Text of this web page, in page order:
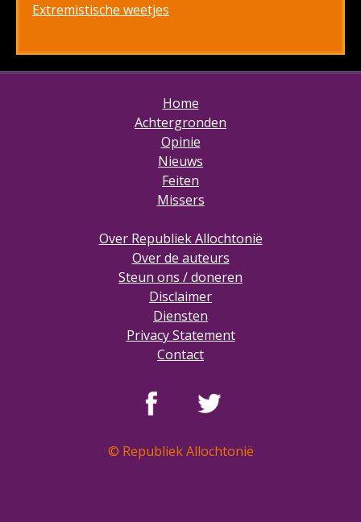
Extremistische weetjes
Home
Achtergronden
Opinie
Nieuws
Feiten
Missers
Over Republiek Allochtonië
Over de auteurs
Steun ons / doneren
Disclaimer
Diensten
Privacy Statement
Contact
© Republiek Allochtonië